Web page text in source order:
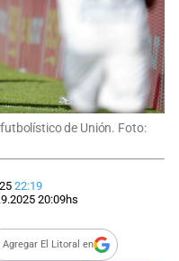
de Unión. Foto:
22:19
20:09hs
Agregar El Litoral en